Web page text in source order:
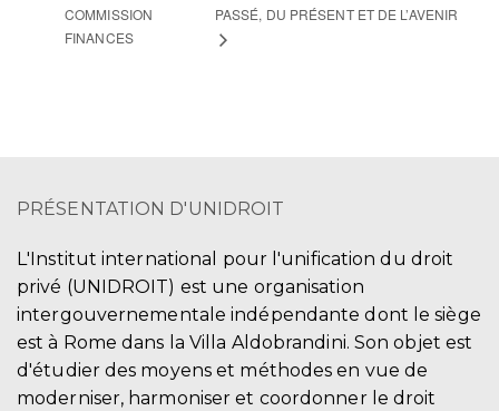
COMMISSION
FINANCES
PASSÉ, DU PRÉSENT ET DE L’AVENIR
PRÉSENTATION D'UNIDROIT
L'Institut international pour l'unification du droit
privé (UNIDROIT) est une organisation
intergouvernementale indépendante dont le siège
est à Rome dans la Villa Aldobrandini. Son objet est
d'étudier des moyens et méthodes en vue de
moderniser, harmoniser et coordonner le droit